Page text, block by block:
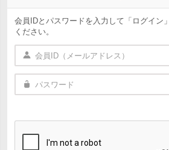
会員IDとパスワードを入力して「ログイン
ください。